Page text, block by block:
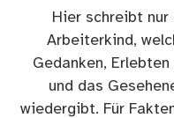
Hier schreibt nur
Arbeiterkind,
Gedanken,
und das
wiedergibt. Für